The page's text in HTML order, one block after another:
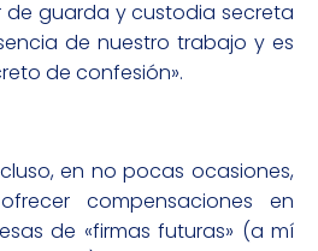
de guarda y custodia secreta
de nuestro trabajo y es
de confesión».
en no pocas ocasiones,
compensaciones en
de «firmas futuras» (a mí